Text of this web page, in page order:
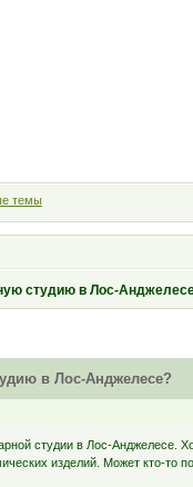
темы
студию в Лос-
в Лос-Анджелесе?
студии в Лос-Анджелесе.
изделий. Может кто-то